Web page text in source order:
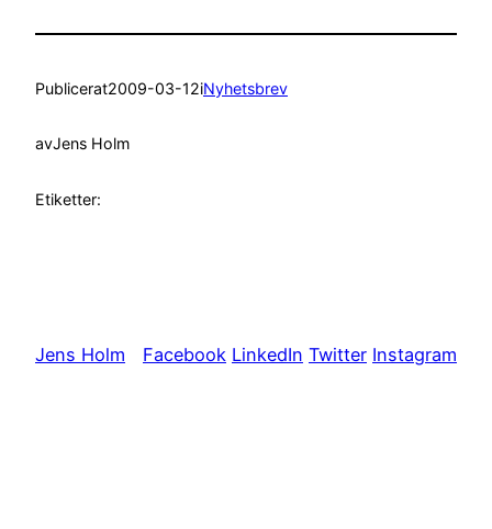
Publicerat2009-03-12iNyhetsbrev
avJens Holm
Etiketter:
Jens Holm Facebook LinkedIn Twitter Instagram